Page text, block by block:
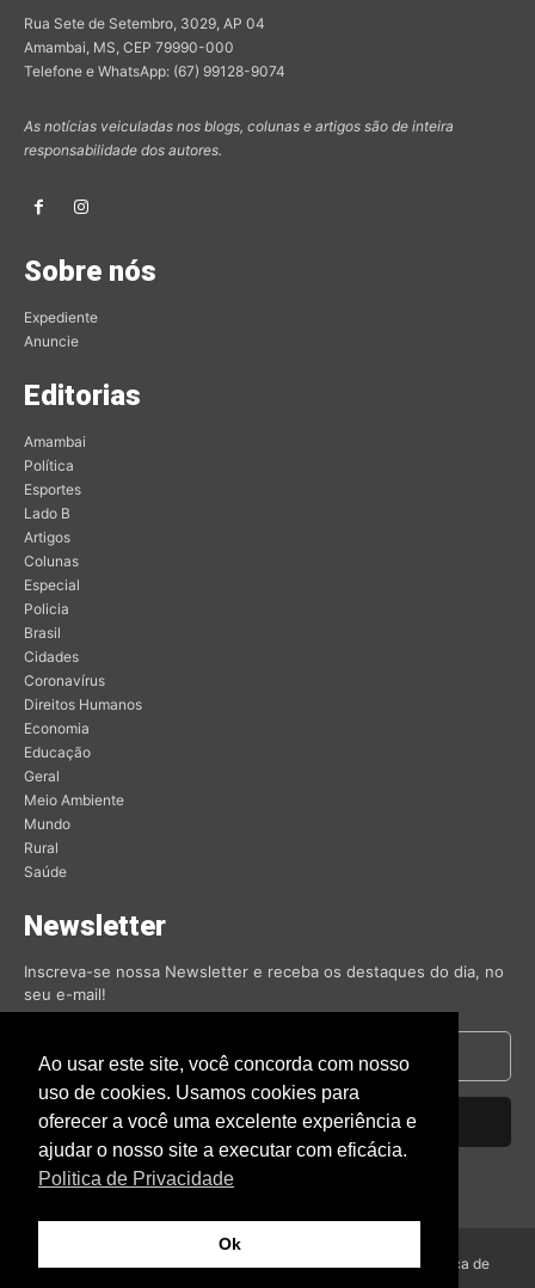
Rua Sete de Setembro, 3029, AP 04
Amambai, MS, CEP 79990-000
Telefone e WhatsApp: (67) 99128-9074
As notícias veiculadas nos blogs, colunas e artigos são de inteira
responsabilidade dos autores.
Sobre nós
Expediente
Anuncie
Editorias
Amambai
Política
Esportes
Lado B
Artigos
Colunas
Especial
Policia
Brasil
Cidades
Coronavírus
Direitos Humanos
Economia
Educação
Geral
Meio Ambiente
Mundo
Rural
Saúde
Newsletter
Inscreva-se nossa Newsletter e receba os destaques do dia, no
seu e-mail!
Inscrever-se
Nós respeitamos sua privacidade.
© Amambai Notícias 2009 - Todos os direitos reservados -Politica de
Ao usar este site, você concorda com nosso
uso de cookies. Usamos cookies para
oferecer a você uma excelente experiência e
ajudar o nosso site a executar com eficácia.
Politica de Privacidade
Ok